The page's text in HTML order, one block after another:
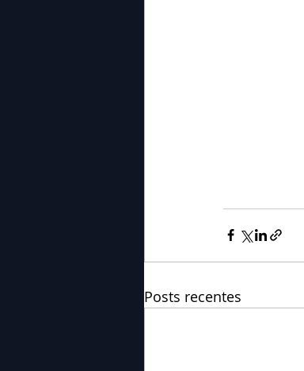
Posts recentes